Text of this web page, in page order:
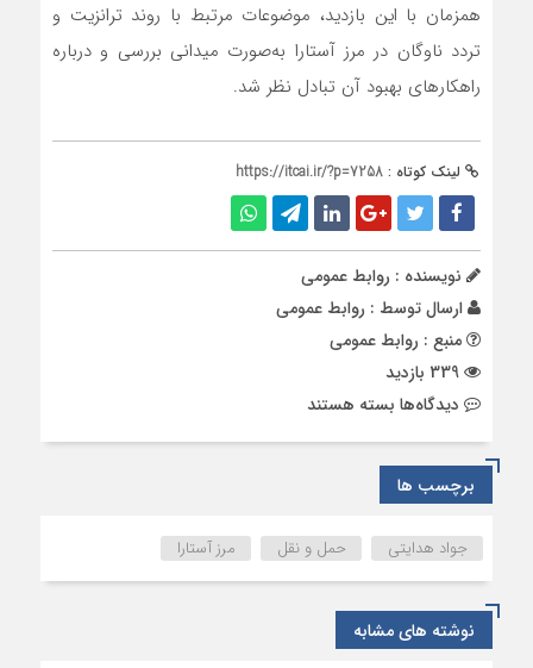
همزمان با این بازدید، موضوعات مرتبط با روند ترانزیت و
تردد ناوگان در مرز آستارا به‌صورت میدانی بررسی و درباره
راهکارهای بهبود آن تبادل نظر شد.
لینک کوتاه : https://itcai.ir/?p=7258
نویسنده : روابط عمومی
ارسال توسط : روابط عمومی
منبع : روابط عمومی
دیدگاه‌ها برای
و
تسهیل
تردد
ناوگان
حمل‌ونقل
در
بسته هستند
برچسب ها
جواد هدایتی حمل و نقل مرز آستارا
نوشته های مشابه